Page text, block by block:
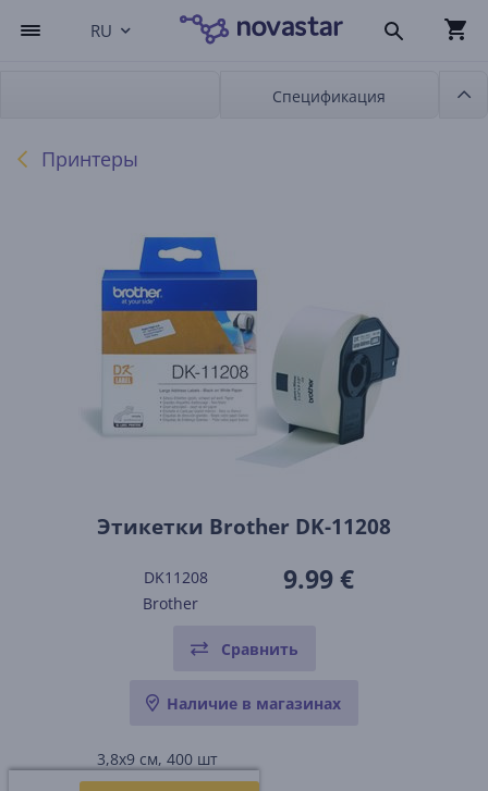
RU
Спецификация
Принтеры
Этикетки Brother DK-11208
DK11208
Brother
9.99 €
Сравнить
Наличие в магазинах
3,8x9 см, 400 шт